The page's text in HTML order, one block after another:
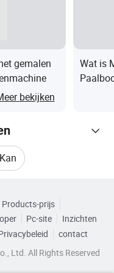
gemalen
bekijken
Wat is
Products-prijs
Pc-site
Inzichten
contact
Ltd. All Rights Reserved